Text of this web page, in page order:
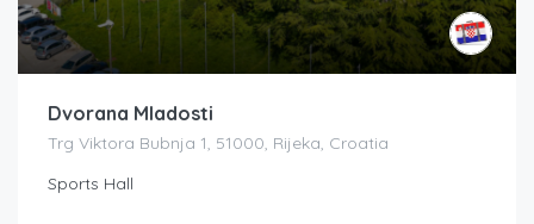
Dvorana Mladosti
Trg Viktora Bubnja 1, 51000, Rijeka, Croatia
Sports Hall